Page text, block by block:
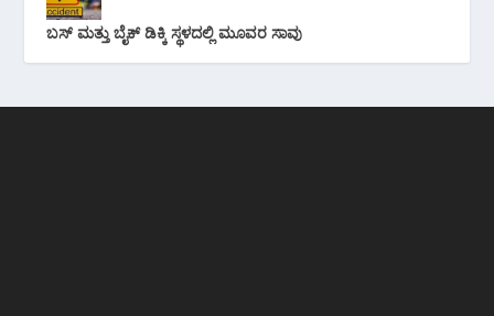
ಬಸ್ ಮತ್ತು ಬೈಕ್ ಡಿಕ್ಕಿ ಸ್ಥಳದಲ್ಲಿ ಮೂವರ ಸಾವು